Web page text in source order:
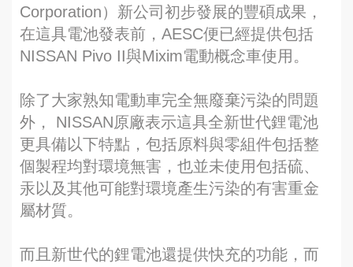
Corporation）新公司初步發展的豐碩成果，
在這具電池發表前，AESC便已經提供包括
NISSAN Pivo II與Mixim電動概念車使用。
除了大家熟知電動車完全無廢棄污染的問題
外， NISSAN原廠表示這具全新世代鋰電池
更具備以下特點，包括原料與零組件包括整
個製程均對環境無害，也並未使用包括硫、
汞以及其他可能對環境產生污染的有害重金
屬材質。
而且新世代的鋰電池還提供快充的功能，而